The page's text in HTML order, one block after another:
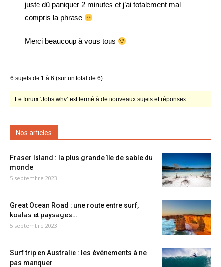
juste dû paniquer 2 minutes et j’ai totalement mal
compris la phrase
Merci beaucoup à vous tous
6 sujets de 1 à 6 (sur un total de 6)
Le forum ‘Jobs whv’ est fermé à de nouveaux sujets et réponses.
Nos articles
Fraser Island : la plus grande île de sable du
monde
5 septembre 2023
Great Ocean Road : une route entre surf,
koalas et paysages...
5 septembre 2023
Surf trip en Australie : les événements à ne
pas manquer